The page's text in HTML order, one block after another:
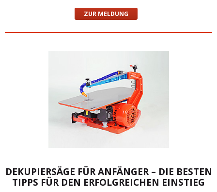
ZUR MELDUNG
DEKUPIERSÄGE FÜR ANFÄNGER – DIE BESTEN
TIPPS FÜR DEN ERFOLGREICHEN EINSTIEG